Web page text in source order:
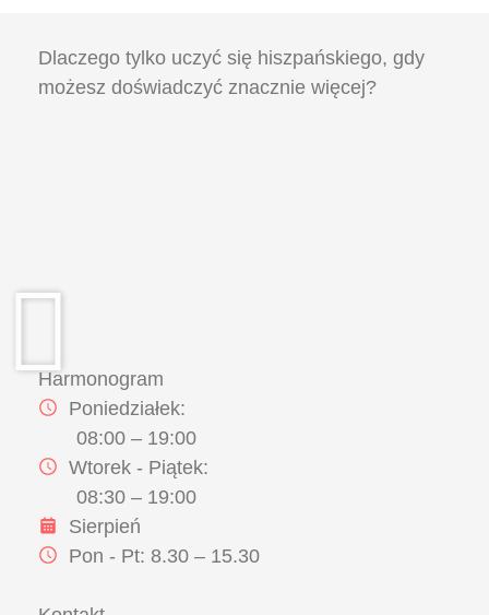
Dlaczego tylko uczyć się hiszpańskiego, gdy
możesz doświadczyć znacznie więcej?
Harmonogram
Poniedziałek:
08:00 – 19:00
Wtorek - Piątek:
08:30 – 19:00
Sierpień
Pon - Pt: 8.30 – 15.30